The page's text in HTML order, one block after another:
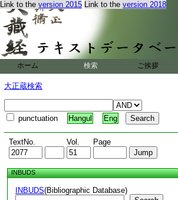
Link to the version 2015 Link to the version 2018
ホーム 検索 ご挨拶
大正蔵検索
punctuation Hangul Eng
TextNo. Vol. Page
INBUDS
INBUDS(Bibliographic Database)